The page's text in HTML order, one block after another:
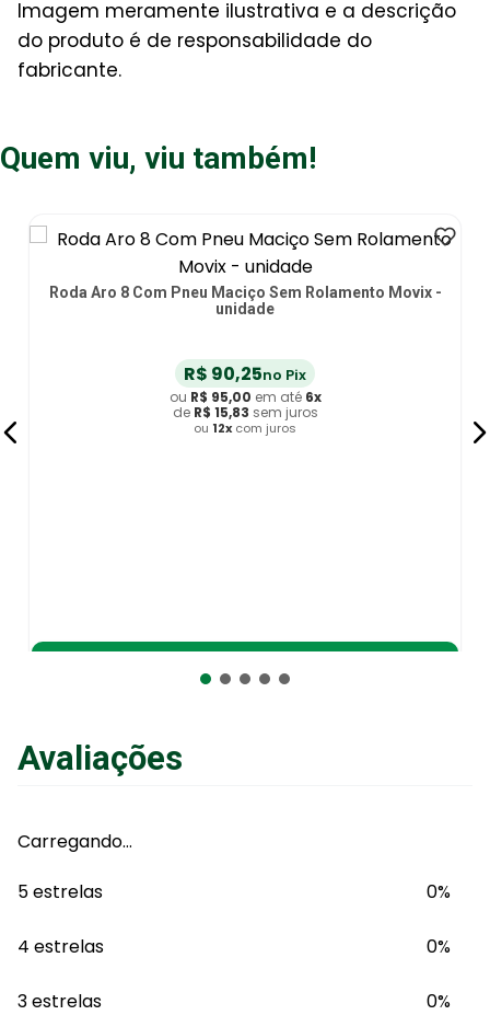
Imagem meramente ilustrativa e a descrição
do produto é de responsabilidade do
fabricante.
Quem viu, viu também!
Roda Aro 8 Com Pneu Maciço Sem Rolamento Movix -
unidade
R$ 90,25no Pix
ou R$ 95,00 em até 6x
de R$ 15,83 sem juros
ou 12x com juros
Avaliações
Carregando…
5 estrelas
0%
4 estrelas 0%
3 estrelas 0%